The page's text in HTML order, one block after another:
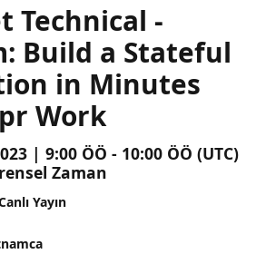
Technical -
Build a Stateful
in Minutes
Work
| 9:00 ÖÖ - 10:00 ÖÖ (UTC)
Zaman
Yayın